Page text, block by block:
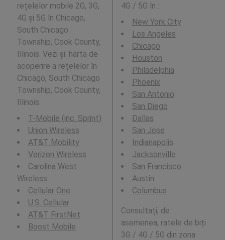
rețelelor mobile 2G, 3G,
4G și 5G în Chicago,
South Chicago
Township, Cook County,
Illinois. Vezi și: harta de
acoperire a rețelelor în
Chicago, South Chicago
Township, Cook County,
Illinois.
T-Mobile (inc. Sprint)
Union Wireless
AT&T Mobility
Verizon Wireless
Carolina West
Wireless
Cellular One
U.S. Cellular
AT&T FirstNet
Boost Mobile
4G / 5G în :
New York City
Los Angeles
Chicago
Houston
Philadelphia
Phoenix
San Antonio
San Diego
Dallas
San Jose
Indianapolis
Jacksonville
San Francisco
Austin
Columbus
Consultați, de
asemenea, ratele de biți
3G / 4G / 5G din zona